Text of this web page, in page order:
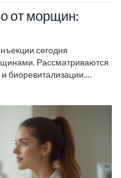
от морщин:
сегодня
Рассматриваются
биоревитализации.